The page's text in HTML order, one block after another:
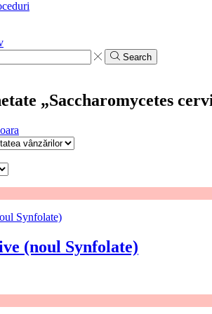
Search
„Saccharomycetes
(noul Synfolate)